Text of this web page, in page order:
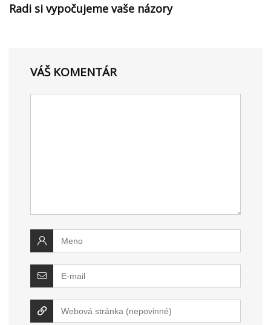
Radi si vypočujeme vaše názory
VÁŠ KOMENTÁR